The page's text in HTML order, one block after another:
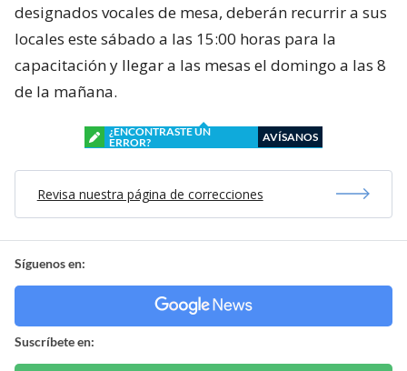
designados vocales de mesa, deberán recurrir a sus
locales este sábado a las 15:00 horas para la
capacitación y llegar a las mesas el domingo a las 8
de la mañana.
¿ENCONTRASTE UN
ERROR?
AVÍSANOS
Revisa nuestra página de correcciones
Síguenos en:
Suscríbete en: